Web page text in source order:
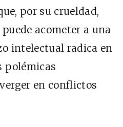
por su crueldad,
acometer a una
intelectual radica en
polémicas
en conflictos